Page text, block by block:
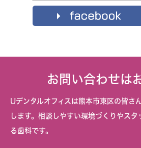
お問い合わせは
Uデンタルオフィスは熊本市東区の皆さ
します。相談しやすい環境づくりやス
る歯科です。